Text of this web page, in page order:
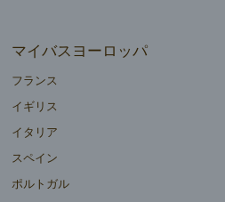
マイバスヨーロッパ
フランス
イギリス
イタリア
スペイン
ポルトガル